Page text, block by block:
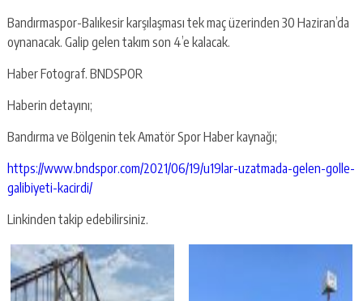
Bandırmaspor-Balıkesir karşılaşması tek maç üzerinden 30 Haziran’da
oynanacak. Galip gelen takım son 4’e kalacak.
Haber Fotograf. BNDSPOR
Haberin detayını;
Bandırma ve Bölgenin tek Amatör Spor Haber kaynağı;
https://www.bndspor.com/2021/06/19/u19lar-uzatmada-gelen-golle-
galibiyeti-kacirdi/
Linkinden takip edebilirsiniz.